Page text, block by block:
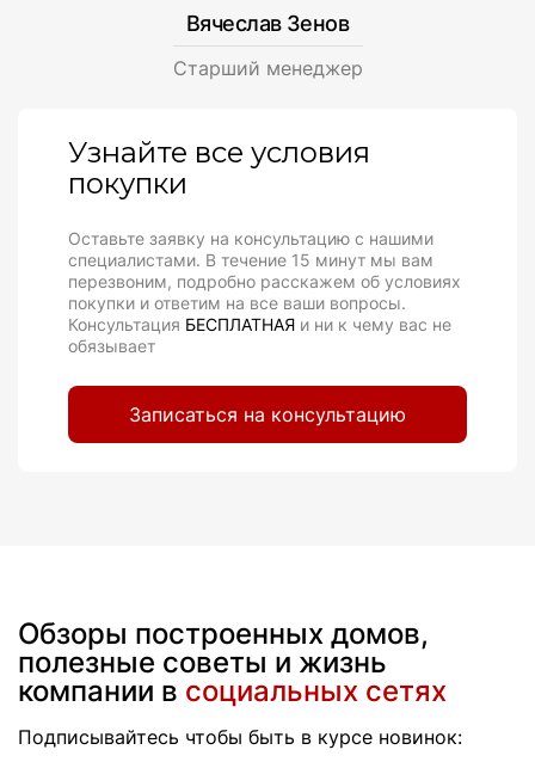
Вячеслав Зенов
Cтарший менеджер
Узнайте все условия
покупки
Оставьте заявку на консультацию с нашими
специалистами. В течение 15 минут мы вам
перезвоним, подробно расскажем об условиях
покупки и ответим на все ваши вопросы.
Консультация БЕСПЛАТНАЯ и ни к чему вас не
обязывает
Записаться на консультацию
Обзоры построенных домов,
полезные советы и жизнь
компании в социальных сетях
Подписывайтесь чтобы быть в курсе новинок: